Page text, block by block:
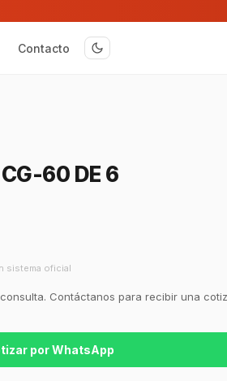
Contacto
CG-60 DE 6
sistema oficial
Contáctanos para recibir una
por WhatsApp